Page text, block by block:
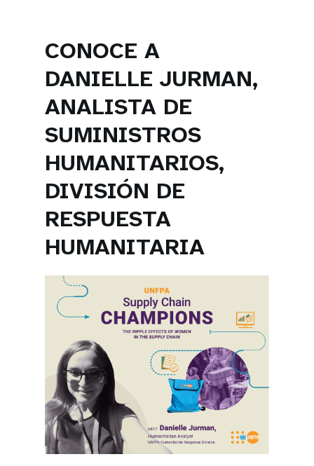
CONOCE A
DANIELLE JURMAN,
ANALISTA DE
SUMINISTROS
HUMANITARIOS,
DIVISIÓN DE
RESPUESTA
HUMANITARIA